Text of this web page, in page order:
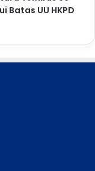
Batas UU HKPD